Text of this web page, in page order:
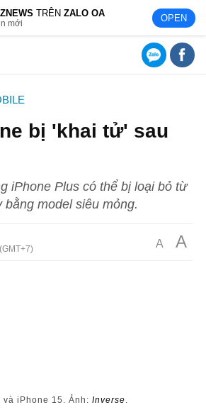
ZNEWS TRÊNZALO OA
mới OPEN
bị 'khai tử' sau
iPhone Plus có thể bị loại bỏ từ
bằng model siêu mỏng.
A A
và iPhone 15. Ảnh:Inverse.